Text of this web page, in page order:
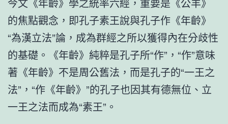
的焦點觀念，即孔子素王說與孔子作《年齡》
“為漢立法”論，成為群經之所以獲得內在分歧性
的基礎。《年齡》純粹是孔子所“作”，“作”意味
著《年齡》不是周公舊法，而是孔子的“一王之
法”，“作《年齡》”的孔子也因其有德無位、立
一王之法而成為“素王”。